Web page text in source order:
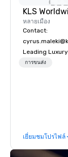
หลายเมือง
Contact:
Leading
Transportation
การขนส่ง
เยี่ยมชมโปรไฟล์